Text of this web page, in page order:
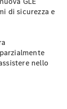
di sicurezza e
nello